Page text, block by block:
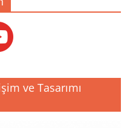
ve Tasarımı